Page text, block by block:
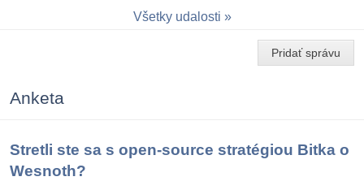
Všetky udalosti
Pridať správu
Anketa
Stretli ste sa s open-source stratégiou Bitka o
Wesnoth?